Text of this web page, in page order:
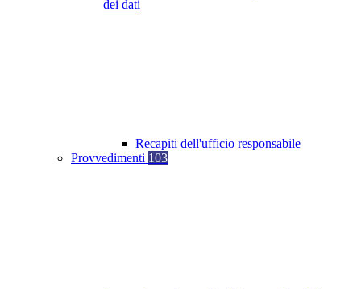
dei dati
Recapiti dell'ufficio responsabile
Provvedimenti 103